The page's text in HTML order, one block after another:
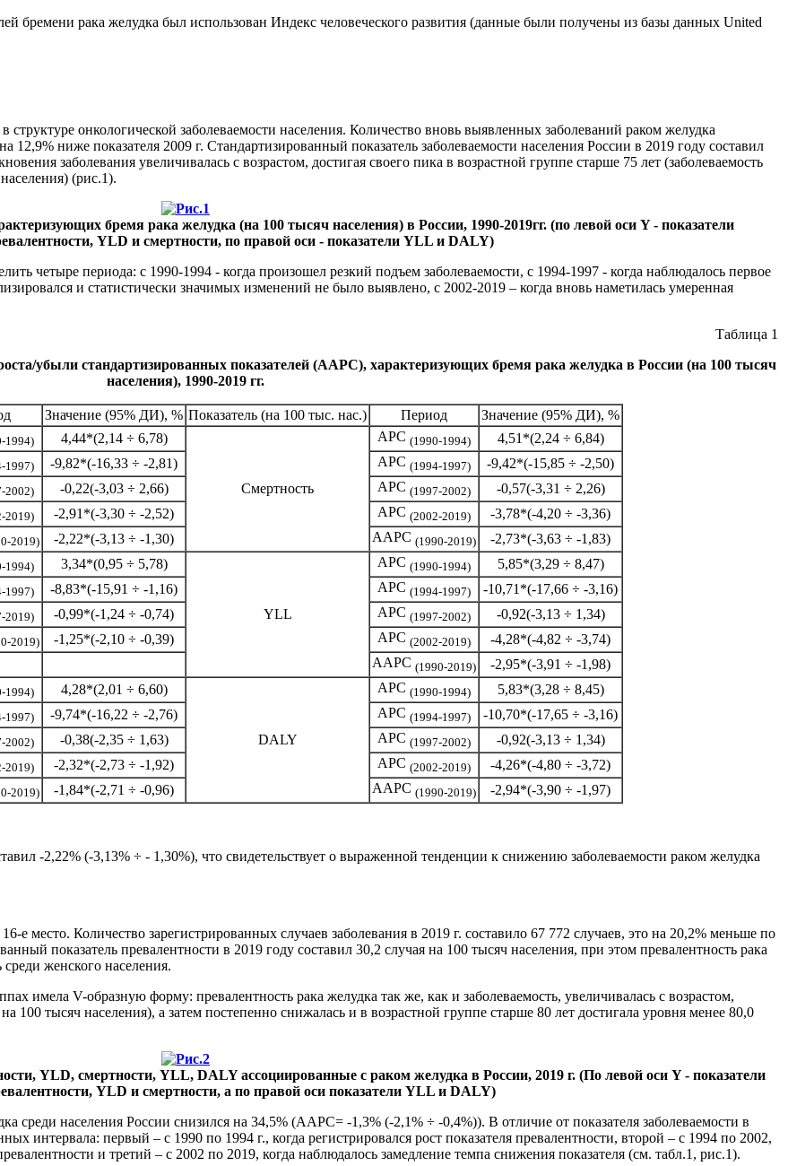
бремени рака желудка был использован Индекс человеческого развития (данные были получены из базы данных United
онкологической заболеваемости населения. Количество вновь выявленных заболеваний раком желудка
12,9% ниже показателя 2009 г. Стандартизированный показатель заболеваемости населения России в 2019 году составил
заболевания увеличивалась с возрастом, достигая своего пика в возрастной группе старше 75 лет (заболеваемость
(рис.1).
бремя рака желудка (на 100 тысяч населения) в России, 1990-2019гг. (по левой оси Y - показатели
YLD и смертности, по правой оси - показатели YLL и DALY)
четыре периода: с 1990-1994 - когда произошел резкий подъем заболеваемости, с 1994-1997 - когда наблюдалось первое
и статистически значимых изменений не было выявлено, с 2002-2019 – когда вновь наметилась умеренная
Таблица 1
убыли стандартизированных показателей (AAPC), характеризующих бремя рака желудка в России (на 100 тысяч
населения), 1990-2019 гг.
Значение (95% ДИ), % Показатель (на 100 тыс. нас.) Период Значение (95% ДИ), %
1994) 4,44*(2,14 ÷ 6,78)
Смертность
APC (1990-1994)
4,51*(2,24 ÷ 6,84)
1997) -9,82*(-16,33 ÷ -2,81) APC (1994-1997)
-9,42*(-15,85 ÷ -2,50)
2002) -0,22(-3,03 ÷ 2,66) APC (1997-2002)
-0,57(-3,31 ÷ 2,26)
2019) -2,91*(-3,30 ÷ -2,52) APC (2002-2019)
-3,78*(-4,20 ÷ -3,36)
2019) -2,22*(-3,13 ÷ -1,30) AAPC (1990-2019) -2,73*(-3,63 ÷ -1,83)
1994) 3,34*(0,95 ÷ 5,78)
YLL
APC (1990-1994)
5,85*(3,29 ÷ 8,47)
1997) -8,83*(-15,91 ÷ -1,16) APC (1994-1997)
-10,71*(-17,66 ÷ -3,16)
2019) -0,99*(-1,24 ÷ -0,74) APC (1997-2002)
-0,92(-3,13 ÷ 1,34)
2019) -1,25*(-2,10 ÷ -0,39) APC (2002-2019)
-4,28*(-4,82 ÷ -3,74)
AAPC (1990-2019) -2,95*(-3,91 ÷ -1,98)
1994) 4,28*(2,01 ÷ 6,60)
DALY
APC (1990-1994)
5,83*(3,28 ÷ 8,45)
1997) -9,74*(-16,22 ÷ -2,76) APC (1994-1997)
-10,70*(-17,65 ÷ -3,16)
2002) -0,38(-2,35 ÷ 1,63) APC (1997-2002)
-0,92(-3,13 ÷ 1,34)
2019) -2,32*(-2,73 ÷ -1,92) APC (2002-2019)
-4,26*(-4,80 ÷ -3,72)
2019) -1,84*(-2,71 ÷ -0,96) AAPC (1990-2019) -2,94*(-3,90 ÷ -1,97)
-2,22% (-3,13% ÷ - 1,30%), что свидетельствует о выраженной тенденции к снижению заболеваемости раком желудка
е место. Количество зарегистрированных случаев заболевания в 2019 г. составило 67 772 случаев, это на 20,2% меньше по
показатель превалентности в 2019 году составил 30,2 случая на 100 тысяч населения, при этом превалентность рака
женского населения.
имела V-образную форму: превалентность рака желудка так же, как и заболеваемость, увеличивалась с возрастом,
100 тысяч населения), а затем постепенно снижалась и в возрастной группе старше 80 лет достигала уровня менее 80,0
YLD, смертности, YLL, DALY ассоциированные с раком желудка в России, 2019 г. (По левой оси Y - показатели
YLD и смертности, а по правой оси показатели YLL и DALY)
среди населения России снизился на 34,5% (AAPC= -1,3% (-2,1% ÷ -0,4%)). В отличие от показателя заболеваемости в
интервала: первый – с 1990 по 1994 г., когда регистрировался рост показателя превалентности, второй – с 1994 по 2002,
и третий – с 2002 по 2019, когда наблюдалось замедление темпа снижения показателя (см. табл.1, рис.1).